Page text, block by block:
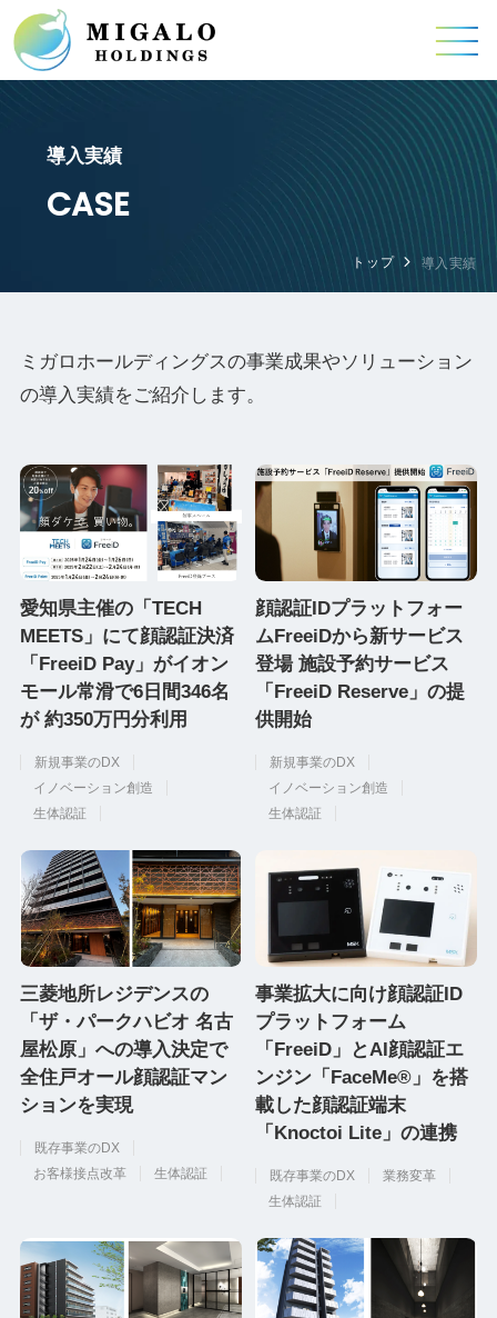
導入実績
CASE
トップ 導入実績
ミガロホールディングスの事業成果やソリューション
の導入実績をご紹介します。
愛知県主催の「TECH
MEETS」にて顔認証決済
「FreeiD Pay」がイオン
モール常滑で6日間346名
が 約350万円分利用
新規事業のDX
イノベーション創造
生体認証
顔認証IDプラットフォー
ムFreeiDから新サービス
登場 施設予約サービス
「FreeiD Reserve」の提
供開始
新規事業のDX
イノベーション創造
生体認証
三菱地所レジデンスの
「ザ・パークハビオ 名古
屋松原」への導入決定で
全住戸オール顔認証マン
ションを実現
既存事業のDX
お客様接点改革
生体認証
事業拡大に向け顔認証ID
プラットフォーム
「FreeiD」とAI顔認証エ
ンジン「FaceMe®」を搭
載した顔認証端末
「Knoctoi Lite」の連携
既存事業のDX
業務変革
生体認証